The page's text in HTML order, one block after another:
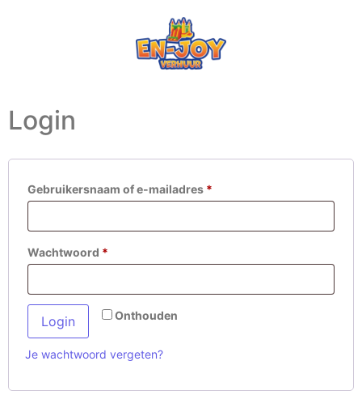
Login
Gebruikersnaam of e-mailadres *
Wachtwoord *
Onthouden
Login
Je wachtwoord vergeten?